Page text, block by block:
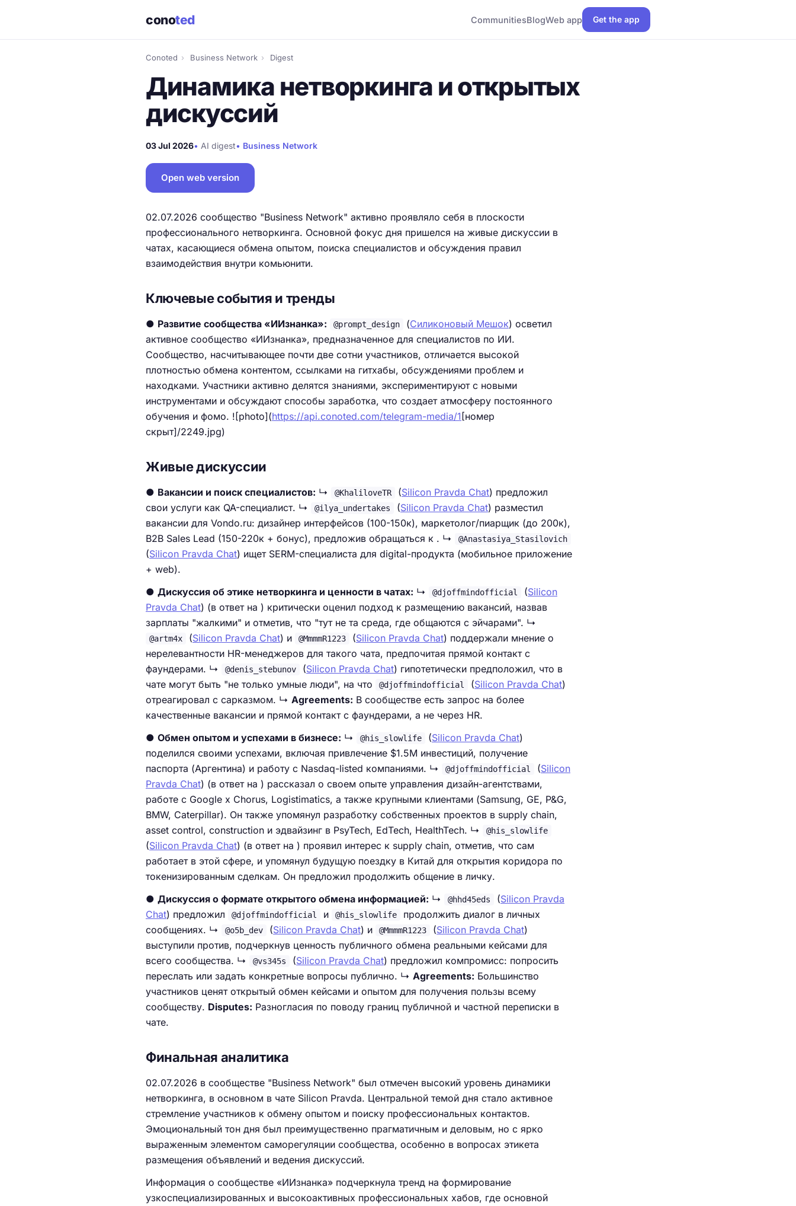
conoted CommunitiesBlogWeb app Get the app
Conoted › Business Network › Digest
Динамика нетворкинга и открытых
дискуссий
03 Jul 2026• AI digest• Business Network
Open web version
02.07.2026 сообщество "Business Network" активно проявляло себя в плоскости
профессионального нетворкинга. Основной фокус дня пришелся на живые дискуссии в
чатах, касающиеся обмена опытом, поиска специалистов и обсуждения правил
взаимодействия внутри комьюнити.
Ключевые события и тренды
● Развитие сообщества «ИИзнанка»: @prompt_design (Силиконовый Мешок) осветил
активное сообщество «ИИзнанка», предназначенное для специалистов по ИИ.
Сообщество, насчитывающее почти две сотни участников, отличается высокой
плотностью обмена контентом, ссылками на гитхабы, обсуждениями проблем и
находками. Участники активно делятся знаниями, экспериментируют с новыми
инструментами и обсуждают способы заработка, что создает атмосферу постоянного
обучения и фомо. ![photo](https://api.conoted.com/telegram-media/1 [номер
скрыт]/2249.jpg)
Живые дискуссии
● Вакансии и поиск специалистов: ↳ @KhaliloveTR (Silicon Pravda Chat) предложил
свои услуги как QA-специалист. ↳
@ilya_undertakes (Silicon Pravda Chat) разместил
вакансии для Vondo.ru: дизайнер интерфейсов (100-150к), маркетолог/пиарщик (до 200к),
B2B Sales Lead (150-220к + бонус), предложив обращаться к . ↳
@Anastasiya_Stasilovich
(Silicon Pravda Chat) ищет SERM-специалиста для digital-продукта (мобильное приложение
+ web).
● Дискуссия об этике нетворкинга и ценности в чатах: ↳ @djoffmindofficial (Silicon
Pravda Chat) (в ответ на ) критически оценил подход к размещению вакансий, назвав
зарплаты "жалкими" и отметив, что "тут не та среда, где общаются с эйчарами". ↳
@artm4x (Silicon Pravda Chat) и @MmmmR1223 (Silicon Pravda Chat) поддержали мнение о
нерелевантности HR-менеджеров для такого чата, предпочитая прямой контакт с
фаундерами. ↳
@denis_stebunov (Silicon Pravda Chat) гипотетически предположил, что в
чате могут быть "не только умные люди", на что
@djoffmindofficial (Silicon Pravda Chat)
отреагировал с сарказмом. ↳ Agreements: В сообществе есть запрос на более
качественные вакансии и прямой контакт с фаундерами, а не через HR.
● Обмен опытом и успехами в бизнесе: ↳ @his_slowlife (Silicon Pravda Chat)
поделился своими успехами, включая привлечение $1.5M инвестиций, получение
паспорта (Аргентина) и работу с Nasdaq-listed компаниями. ↳
@djoffmindofficial (Silicon
Pravda Chat) (в ответ на ) рассказал о своем опыте управления дизайн-агентствами,
работе с Google x Chorus, Logistimatics, а также крупными клиентами (Samsung, GE, P&G,
BMW, Caterpillar). Он также упомянул разработку собственных проектов в supply chain,
asset control, construction и эдвайзинг в PsyTech, EdTech, HealthTech. ↳
@his_slowlife
(Silicon Pravda Chat) (в ответ на ) проявил интерес к supply chain, отметив, что сам
работает в этой сфере, и упомянул будущую поездку в Китай для открытия коридора по
токенизированным сделкам. Он предложил продолжить общение в личку.
● Дискуссия о формате открытого обмена информацией: ↳ @hhd45eds (Silicon Pravda
Chat) предложил @djoffmindofficial и @his_slowlife
продолжить диалог в личных
сообщениях. ↳
@o5b_dev (Silicon Pravda Chat) и @MmmmR1223 (Silicon Pravda Chat)
выступили против, подчеркнув ценность публичного обмена реальными кейсами для
всего сообщества. ↳
@vs345s (Silicon Pravda Chat) предложил компромисс: попросить
переслать или задать конкретные вопросы публично. ↳ Agreements: Большинство
участников ценят открытый обмен кейсами и опытом для получения пользы всему
сообществу. Disputes: Разногласия по поводу границ публичной и частной переписки в
чате.
Финальная аналитика
02.07.2026 в сообществе "Business Network" был отмечен высокий уровень динамики
нетворкинга, в основном в чате Silicon Pravda. Центральной темой дня стало активное
стремление участников к обмену опытом и поиску профессиональных контактов.
Эмоциональный тон дня был преимущественно прагматичным и деловым, но с ярко
выраженным элементом саморегуляции сообщества, особенно в вопросах этикета
размещения объявлений и ведения дискуссий.
Информация о сообществе «ИИзнанка» подчеркнула тренд на формирование
узкоспециализированных и высокоактивных профессиональных хабов, где основной